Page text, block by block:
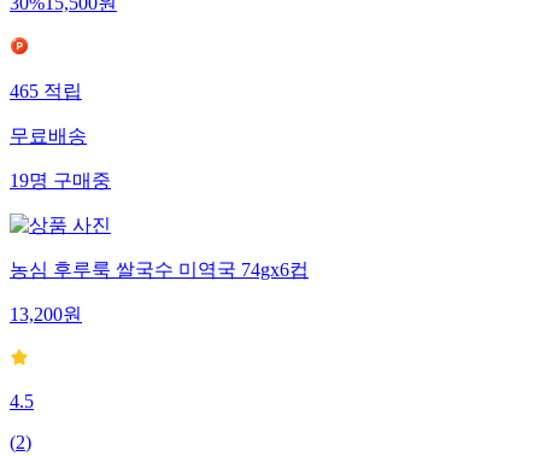
30%15,500원
465적립
무료배송
19명구매중
농심 후루룩 쌀국수 미역국 74gx6컵
13,200원
4.5
(2)